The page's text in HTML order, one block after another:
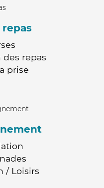
des repas
prise
/ Loisirs